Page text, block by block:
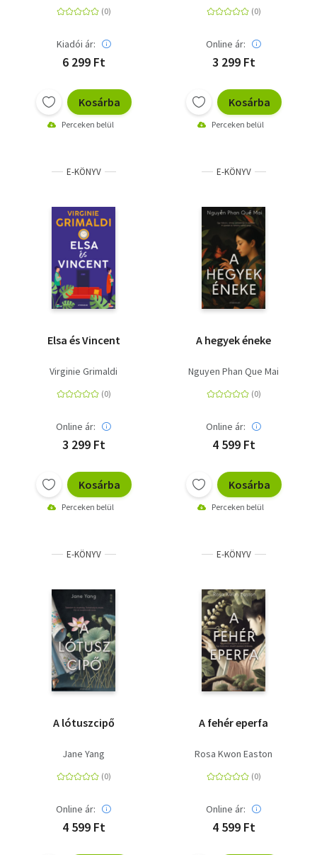
Kiadói ár:
6 299 Ft
Kosárba
Perceken belül
Online ár:
3 299 Ft
Kosárba
Perceken belül
E-KÖNYV
Elsa és Vincent
Virginie Grimaldi
Online ár:
3 299 Ft
Kosárba
Perceken belül
E-KÖNYV
A hegyek éneke
Nguyen Phan Que Mai
Online ár:
4 599 Ft
Kosárba
Perceken belül
E-KÖNYV
A lótuszcipő
Jane Yang
Online ár:
4 599 Ft
E-KÖNYV
A fehér eperfa
Rosa Kwon Easton
Online ár:
4 599 Ft